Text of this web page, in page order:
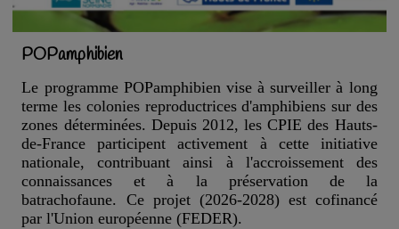
POPamphibien
Le programme POPamphibien vise à surveiller à long
terme les colonies reproductrices d'amphibiens sur des
zones déterminées. Depuis 2012, les CPIE des Hauts-
de-France participent activement à cette initiative
nationale, contribuant ainsi à l'accroissement des
connaissances et à la préservation de la
batrachofaune. Ce projet (2026-2028) est cofinancé
par l'Union européenne (FEDER).